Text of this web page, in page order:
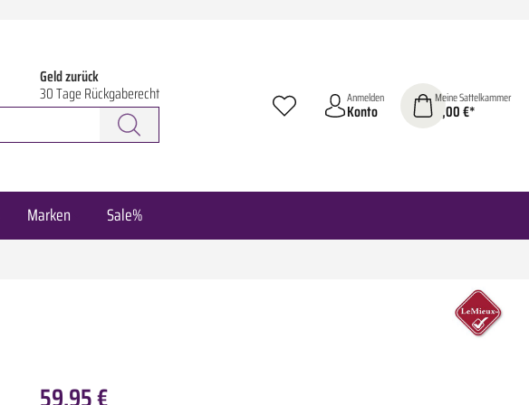
Geld zurück
30 Tage Rückgaberecht Anmelden
Konto
Meine Sattelkammer
0,00 €*
Marken Sale%